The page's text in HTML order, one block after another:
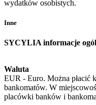
wydatków osobistych.
Inne
SYCYLIA informacje
Waluta
EUR - Euro. Można płacić
bankomatów. W
placówki banków i